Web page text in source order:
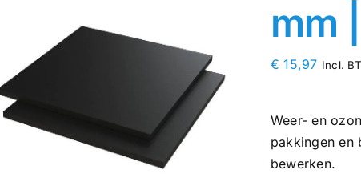
mm
€ 15,97 Incl.
Weer- en
pakkingen en
bewerken.